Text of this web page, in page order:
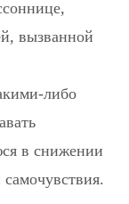
вызванной
либо
в снижении